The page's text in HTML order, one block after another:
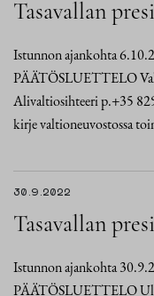
Tasavallan
Istunnon ajankohta
PÄÄTÖSLUETTELO
Alivaltiosihteeri p.+35
kirje valtioneuvostossa
30.9.2022
Tasavallan
Istunnon ajankohta
PÄÄTÖSLUETTELO